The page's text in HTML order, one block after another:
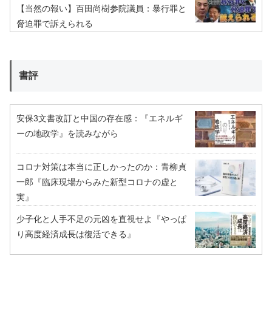
【当然の報い】百田尚樹参院議員：暴行罪と
脅迫罪で訴えられる
書評
安保3文書改訂と中国の存在感：『エネルギ
ーの地政学』を読みながら
コロナ対策は本当に正しかったのか：青柳貞
一郎『臨床現場からみた新型コロナの虚と
実』
少子化と人手不足の元凶を直視せよ『やっぱ
り高度経済成長は復活できる』